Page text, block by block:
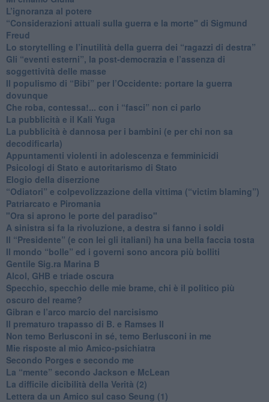
L’ignoranza al potere
​“Considerazioni attuali sulla guerra e la morte" di Sigmund
Freud
​Lo storytelling e l’inutilità della guerra dei “ragazzi di destra”
​Gli “eventi esterni”, la post-democrazia e l’assenza di
soggettività delle masse
​Il populismo di “Bibi” per l’Occidente: portare la guerra
dovunque
​Che roba, contessa!... con i “fasci” non ci parlo
La pubblicità e il Kali Yuga
​La pubblicità è dannosa per i bambini (e per chi non sa
decodificarla)
​Appuntamenti violenti in adolescenza e femminicidi
​Psicologi di Stato e autoritarismo di Stato
Elogio della diserzione
“Odiatori” e colpevolizzazione della vittima (“victim blaming”)
​Patriarcato e Piromania
"Ora si aprono le porte del paradiso"
​A sinistra si fa la rivoluzione, a destra si fanno i soldi
​Il “Presidente” (e con lei gli italiani) ha una bella faccia tosta
​Il mondo “bolle” ed i governi sono ancora più bolliti
​Gentile Sig.ra Marina B
​Alcol, GHB e triade oscura
​Specchio, specchio delle mie brame, chi è il politico più
oscuro del reame?
​Gibran e l’arco marcio del narcisismo
​Il prematuro trapasso di B. e Ramses II
​Non temo Berlusconi in sé, temo Berlusconi in me
​Mie risposte al mio Amico-psichiatra
​Secondo Porges e secondo me
​La “mente” secondo Jackson e McLean
La difficile dicibilità della Verità (2)
​Lettera da un Amico sul caso Seung (1)